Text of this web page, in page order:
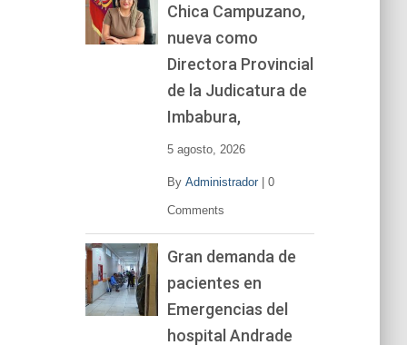
Chica Campuzano,
nueva como
Directora Provincial
de la Judicatura de
Imbabura,
5 agosto, 2026
By Administrador| 0
Comments
Gran demanda de
pacientes en
Emergencias del
hospital Andrade